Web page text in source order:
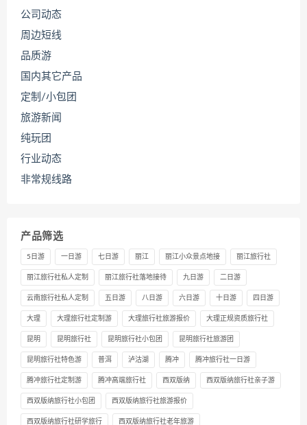
公司动态
周边短线
品质游
国内其它产品
定制/小包团
旅游新闻
纯玩团
行业动态
非常规线路
产品筛选
5日游 一日游 七日游 丽江 丽江小众景点地接 丽江旅行社
丽江旅行社私人定制 丽江旅行社落地接待 九日游 二日游
云南旅行社私人定制 五日游 八日游 六日游 十日游 四日游
大理 大理旅行社定制游 大理旅行社旅游报价 大理正规资质旅行社
昆明 昆明旅行社 昆明旅行社小包团 昆明旅行社旅游团
昆明旅行社特色游 普洱 泸沽湖 腾冲 腾冲旅行社一日游
腾冲旅行社定制游 腾冲高端旅行社 西双版纳 西双版纳旅行社亲子游
西双版纳旅行社小包团 西双版纳旅行社旅游报价
西双版纳旅行社研学旅行 西双版纳旅行社老年旅游